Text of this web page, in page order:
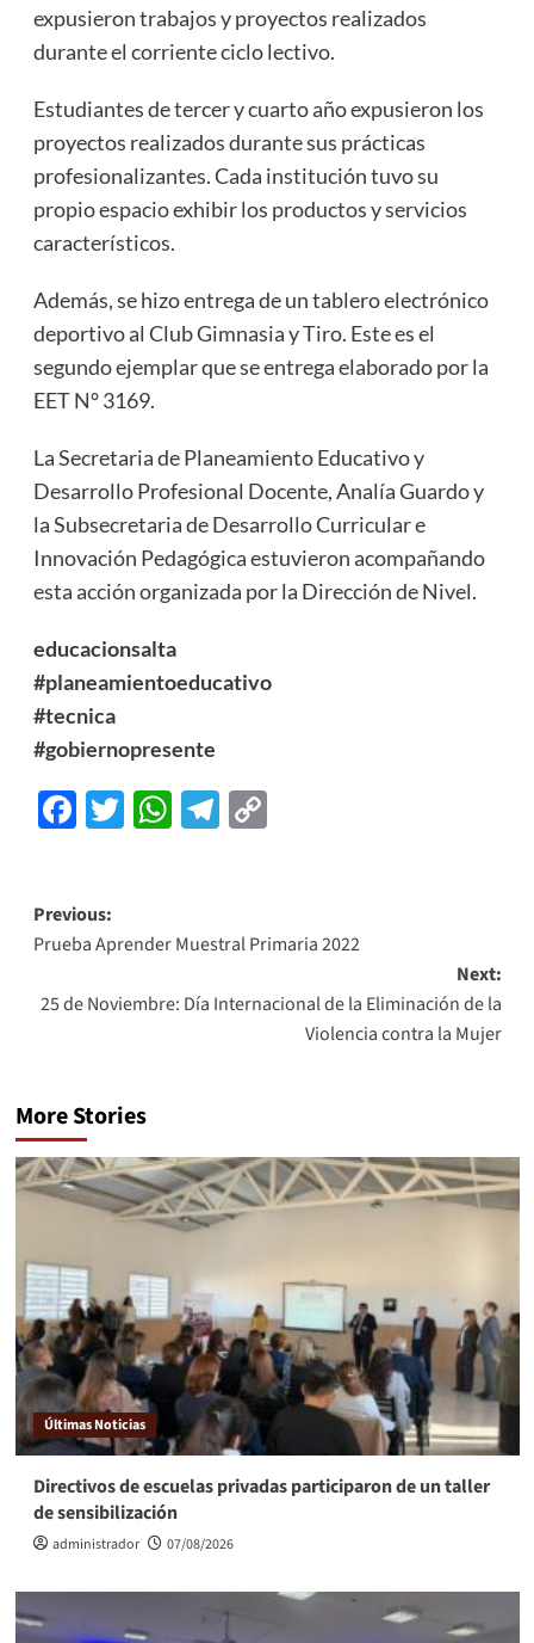
expusieron trabajos y proyectos realizados
durante el corriente ciclo lectivo.
Estudiantes de tercer y cuarto año expusieron los
proyectos realizados durante sus prácticas
profesionalizantes. Cada institución tuvo su
propio espacio exhibir los productos y servicios
característicos.
Además, se hizo entrega de un tablero electrónico
deportivo al Club Gimnasia y Tiro. Este es el
segundo ejemplar que se entrega elaborado por la
EET N° 3169.
La Secretaria de Planeamiento Educativo y
Desarrollo Profesional Docente, Analía Guardo y
la Subsecretaria de Desarrollo Curricular e
Innovación Pedagógica estuvieron acompañando
esta acción organizada por la Dirección de Nivel.
educacionsalta
#planeamientoeducativo
#tecnica
#gobiernopresente
Facebook
Twitter
WhatsApp
Telegram
Copy
Previous:
Prueba Aprender Muestral Primaria 2022
Next:
25 de Noviembre: Día Internacional de la Eliminación de la
Violencia contra la Mujer
More Stories
Últimas Noticias
Directivos de escuelas privadas participaron de un taller
de sensibilización
administrador 07/08/2026